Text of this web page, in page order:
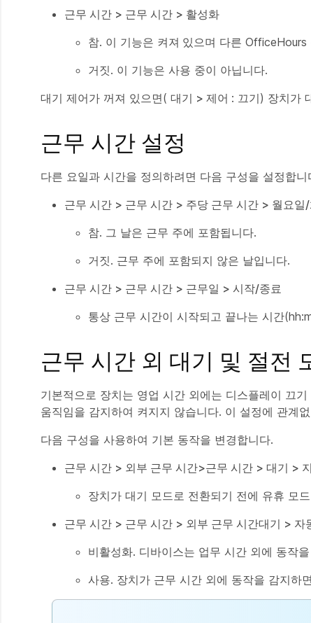
근무 시간 > 근무 시간 > 활성화
참. 이 기능은 켜져 있으며 다른 OfficeHours
거짓. 이 기능은 사용 중이 아닙니다.
대기 제어가 꺼져 있으면( 대기 > 제어 : 끄기) 장치가
근무 시간 설정
다른 요일과 시간을 정의하려면 다음 구성을 설정합니
근무 시간 > 근무 시간 > 주당 근무 시간 > 월요
참. 그 날은 근무 주에 포함됩니다.
거짓. 근무 주에 포함되지 않은 날입니다.
근무 시간 > 근무 시간 > 근무일 > 시작/종료
통상 근무 시간이 시작되고 끝나는 시간
근무 시간 외 대기 및 절전
기본적으로 장치는 영업 시간 외에는 디스플레이 끄
움직임을 감지하여 켜지지 않습니다. 이 설정에 관계
다음 구성을 사용하여 기본 동작을 변경합니다.
근무 시간 > 외부 근무 시간>근무 시간 > 대기 >
장치가 대기 모드로 전환되기 전에 유휴 모
근무 시간 > 근무 시간 > 외부 근무 시간대기 > 자
비활성화. 디바이스는 업무 시간 외에 동작
사용. 장치가 근무 시간 외에 동작을 감지하